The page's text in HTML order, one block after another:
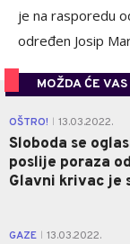
je na rasporedu
određen Josip
MOŽDA ĆE
OŠTRO! 13.03.2022.
Sloboda se
poslije poraza
Glavni krivac je
GAZE 13.03.2022.